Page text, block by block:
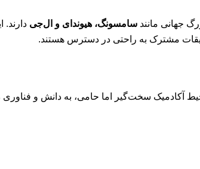
جهانی مانندسامسونگ، هیوندای و ال‌جی
مشترک به راحتی در دسترس هستند.
آکادمیک سخت‌گیر اما حامی، به دانش و فناوری